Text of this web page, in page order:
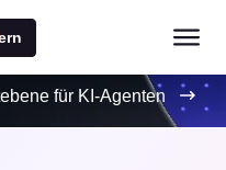
für KI-Agenten